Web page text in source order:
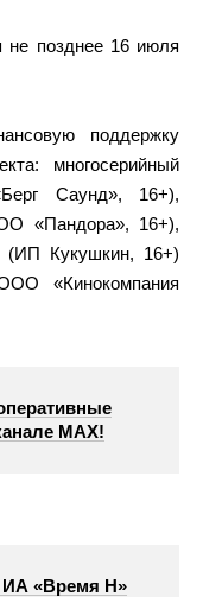
не позднее 16 июля
поддержку
многосерийный
Саунд», 16+),
«Пандора», 16+),
(ИП Кукушкин, 16+)
«Кинокомпания
МАХ!
ИА «Время Н»